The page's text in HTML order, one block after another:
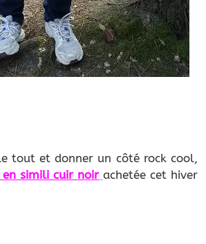
tout et donner un côté rock cool,
en simili cuir noir achetée cet hiver